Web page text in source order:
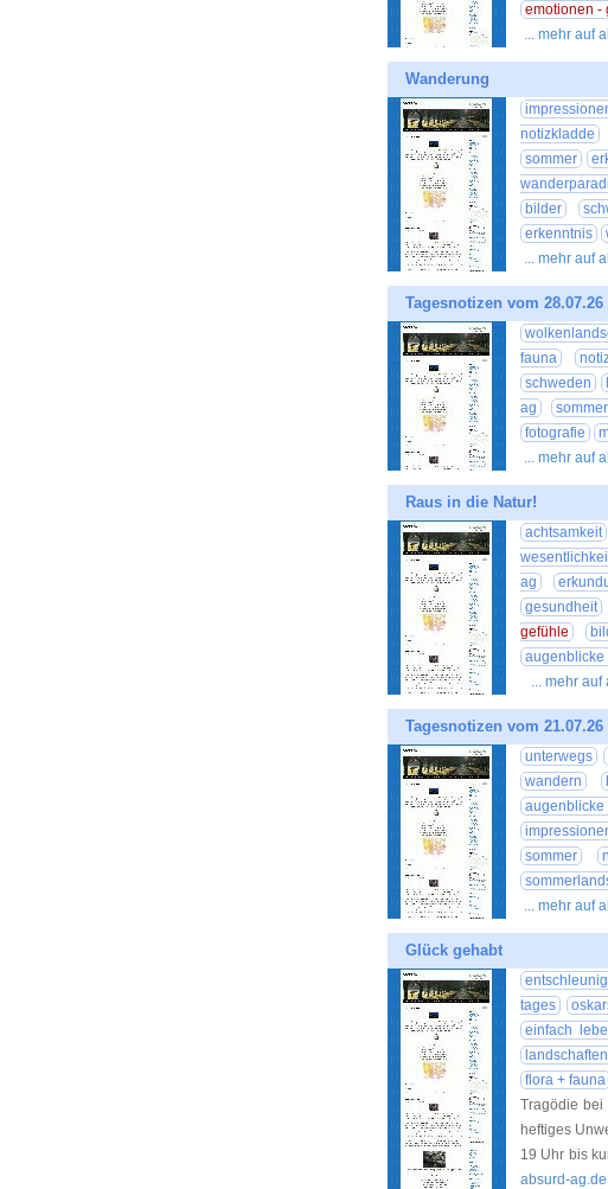
emotionen -
... mehr auf
Wanderung
notizkladde
sommer
bilder
erkenntnis
... mehr auf
Tagesnotizen vom 28.07.26
fauna
schweden
ag
sommer
fotografie
... mehr auf
Raus in die Natur!
achtsamkeit
ag
gesundheit
gefühle
augenblicke
... mehr auf
Tagesnotizen vom 21.07.26
unterwegs
wandern
sommer
... mehr auf
Glück gehabt
tages
einfach
landschaften
flora + fauna
Tragödie bei
heftiges
19 Uhr bis
absurd-ag.de